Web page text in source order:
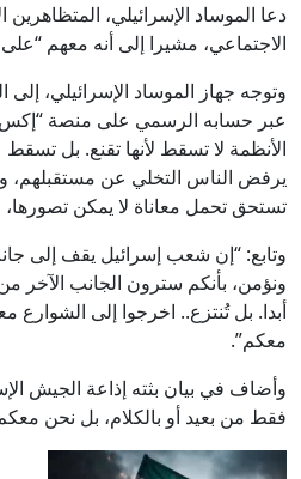
دعا الموساد الإسرائيلي، المتظاهرين
الاجتماعي، مشيرا إلى أنه معهم
وتوجه جهاز الموساد الإسرائيلي، إلى
عبر حسابه الرسمي على منصة
الأنظمة لا تسقط لأنها تقنع. بل
يرفض الناس التخلي عن مستقبلهم،
تستحق تحمل معاناة لا يمكن
وتابع: “إن شعب إسرائيل يقف إلى
ونؤمن، بأنكم سترون الجانب الآخر
أبدا. بل تُنتزع.. اخرجوا إلى الشوارع
معكم”.
وأضاف في بيان بثته إذاعة الجيش
فقط من بعيد أو بالكلام، بل نحن